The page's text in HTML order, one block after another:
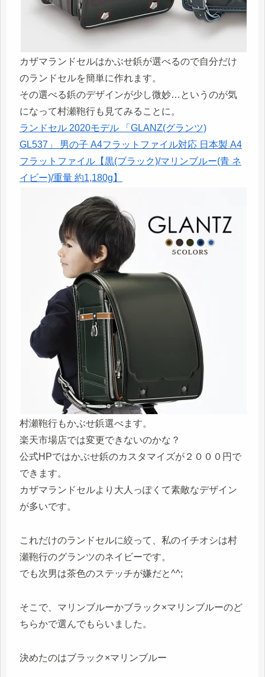
カザマランドセルはかぶせ鋲が選べるので自分だけ
のランドセルを簡単に作れます。
その選べる鋲のデザインが少し微妙…というのが気
になって村瀬鞄行も見てみることに。
ランドセル 2020モデル 「GLANZ(グランツ)
GL537」 男の子 A4フラットファイル対応 日本製 A4
フラットファイル【黒(ブラック)/マリンブルー(青 ネ
イビー)/重量 約1,180g】
村瀬鞄行もかぶせ鋲選べます。
楽天市場店では変更できないのかな？
公式HPではかぶせ鋲のカスタマイズが２０００円で
できます。
カザマランドセルより大人っぽくて素敵なデザイン
が多いです。
これだけのランドセルに絞って、私のイチオシは村
瀬鞄行のグランツのネイビーです。
でも次男は茶色のステッチが嫌だと^^;
そこで、マリンブルーかブラック×マリンブルーのど
ちらかで選んでもらいました。
決めたのはブラック×マリンブルー